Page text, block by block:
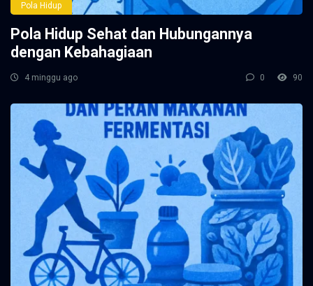
Pola Hidup
Pola Hidup Sehat dan Hubungannya
dengan Kebahagiaan
4 minggu ago 0 90